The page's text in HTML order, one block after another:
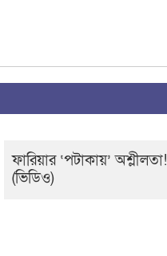
ফারিয়ার ‘পটাকায়’ অশ্লীলতা!
(ভিডিও)